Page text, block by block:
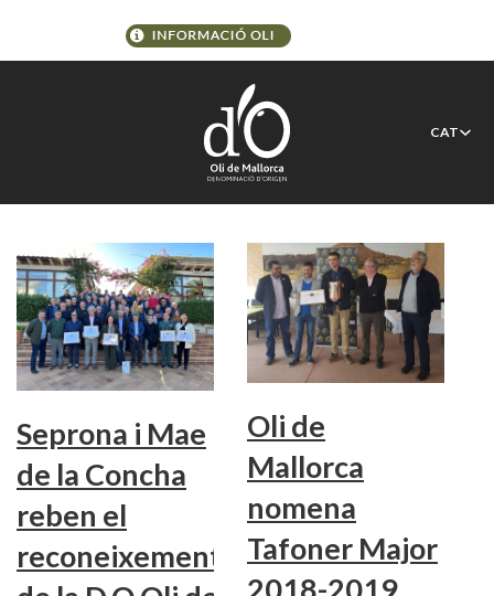
CAT
Oliera de Son
Catiu
Seprona i Mae
de la Concha
reben el
reconeixement
Oli de
Mallorca
nomena
Tafoner Major
2018-2019